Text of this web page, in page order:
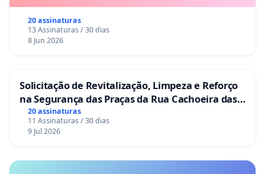
20 assinaturas
13 Assinaturas / 30 dias
8 Jun 2026
Solicitação de Revitalização, Limpeza e Reforço
na Segurança das Praças da Rua Cachoeira das
Sete Ilhas
20 assinaturas
11 Assinaturas / 30 dias
9 Jul 2026